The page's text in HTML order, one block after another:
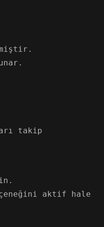
takip
aktif hale